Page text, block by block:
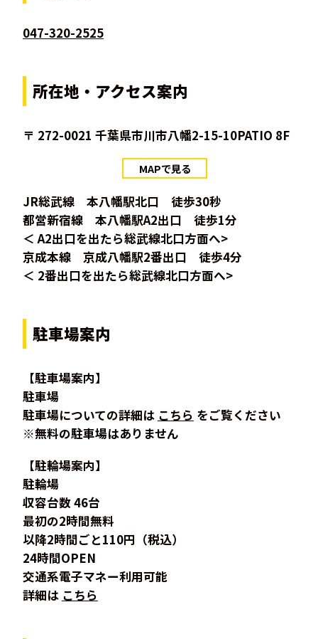
047-320-2525
所在地・アクセス案内
〒 272-0021 千葉県市川市八幡2-15-10PATIO 8F
MAPで見る
JR総武線 本八幡駅北口 徒歩30秒
都営新宿線 本八幡駅A2出口 徒歩1分
＜ A2出口を出たら総武線北口方面へ>
京成本線 京成八幡駅2番出口 徒歩4分
＜ 2番出口を出たら総武線北口方面へ>
駐車場案内
【駐車場案内】
駐車場
駐車場についての詳細は こちら をご覧ください
※無料の駐車場はありません
【駐輪場案内】
駐輪場
収容台数 46台
最初の2時間無料
以降2時間ごと110円（税込）
24時間OPEN
交通系電子マネー利用可能
詳細は こちら